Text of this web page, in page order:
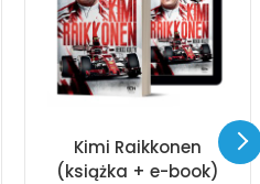
Kimi Raikkonen
(książka + e-book)